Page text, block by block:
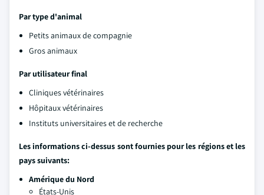
Par type d'animal
Petits animaux de compagnie
Gros animaux
Par utilisateur final
Cliniques vétérinaires
Hôpitaux vétérinaires
Instituts universitaires et de recherche
Les informations ci-dessus sont fournies pour les régions et les
pays suivants:
Amérique du Nord
États-Unis